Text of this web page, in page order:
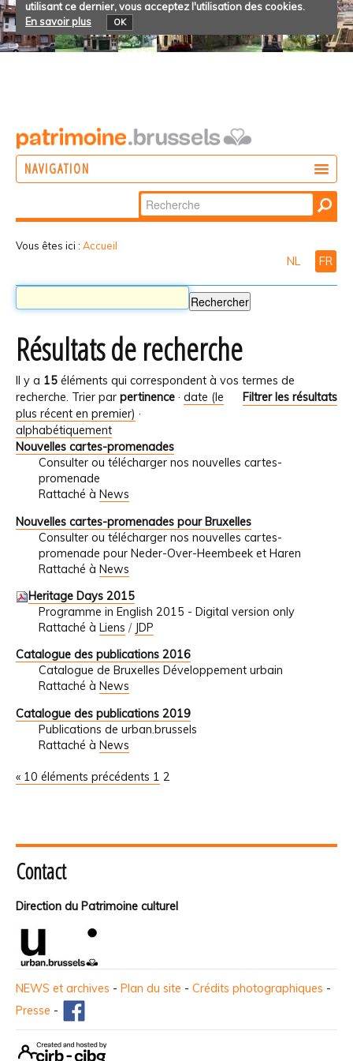
utilisant ce dernier, vous acceptez l'utilisation des cookies.
En savoir plus
OK
NAVIGATION
Chercher par
Recherche
Vous êtes ici : Accueil
NL FR
Résultats de recherche
Il y a 15 éléments qui correspondent à vos termes de
recherche.
Filtrer les résultats
Trier par pertinence · date (le
plus récent en premier) ·
alphabétiquement
Nouvelles cartes-promenades
Consulter ou télécharger nos nouvelles cartes-
promenade
Rattaché à News
Nouvelles cartes-promenades pour Bruxelles
Consulter ou télécharger nos nouvelles cartes-
promenade pour Neder-Over-Heembeek et Haren
Rattaché à News
Heritage Days 2015
Programme in English 2015 - Digital version only
Rattaché à Liens / JDP
Catalogue des publications 2016
Catalogue de Bruxelles Développement urbain
Rattaché à News
Catalogue des publications 2019
Publications de urban.brussels
Rattaché à News
« 10 éléments précédents 1 2
Contact
Direction du Patrimoine culturel
NEWS et archives - Plan du site - Crédits photographiques -
Presse -